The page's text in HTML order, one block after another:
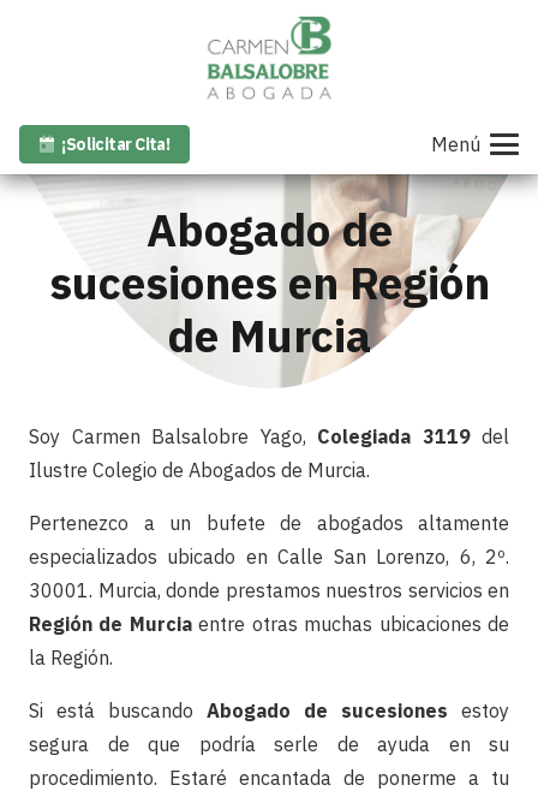
¡Solicitar Cita! Menú
Abogado de
sucesiones en Región
de Murcia
Soy Carmen Balsalobre Yago, Colegiada 3119del
Ilustre Colegio de Abogados de Murcia.
Pertenezco a un bufete de abogados altamente
especializados ubicado en Calle San Lorenzo, 6, 2º.
30001. Murcia, donde prestamos nuestros servicios en
Región de Murciaentre otras muchas ubicaciones de
la Región.
Si está buscando Abogado de sucesiones estoy
segura de que podría serle de ayuda en su
procedimiento. Estaré encantada de ponerme a tu